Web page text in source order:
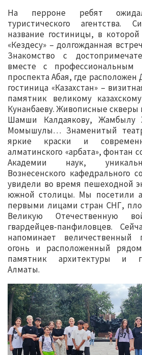
На перроне ребят ожидал
туристического агентства.
название гостиницы, в
«Кездесу» – долгожданная
Знакомство с
вместе с профессиональным
проспекта Абая, где
гостиница «Казахстан» –
памятник великому
Кунанбаеву. Живописные
Шамши Калдаякову, Жамбылу
Момышулы… Знаменитый
яркие краски и
алматинского «арбата», фонтан
Академии наук,
Вознесенского кафедрального
увидели во время пешеходной
южной столицы. Мы посетили
первыми лицами стран СНГ,
Великую Отечественную
гвардейцев-панфиловцев.
напоминает величественный
огонь и расположенный
памятник архитектуры и
Алматы.